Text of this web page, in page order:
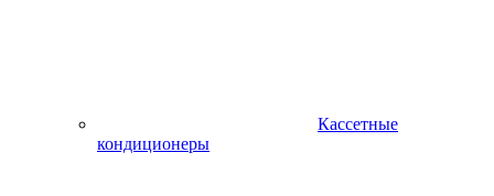
Кассетные
кондиционеры